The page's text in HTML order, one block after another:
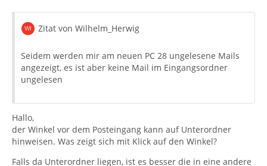
Zitat von Wilhelm_Herwig
Seidem werden mir am neuen PC 28 ungelesene Mails
angezeigt, es ist aber keine Mail im Eingangsordner
ungelesen
Hallo,
der Winkel vor dem Posteingang kann auf Unterordner
hinweisen. Was zeigt sich mit Klick auf den Winkel?
Falls da Unterordner liegen, ist es besser die in eine andere